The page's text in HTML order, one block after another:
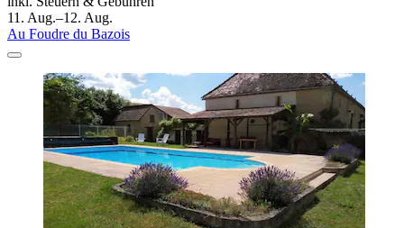
11. Aug.–12. Aug.
Au Foudre du Bazois